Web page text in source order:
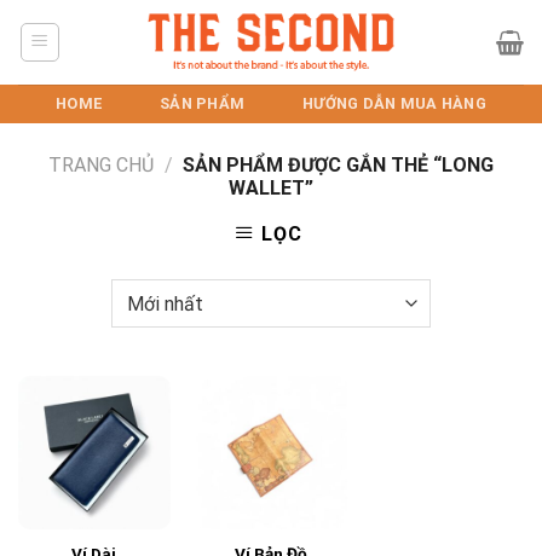
HOME SẢN PHẨM HƯỚNG DẪN MUA HÀNG
TRANG CHỦ / SẢN PHẨM ĐƯỢC GẮN THẺ “LONG
WALLET”
LỌC